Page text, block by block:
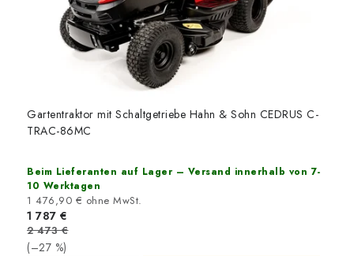
REKLAMATIONEN
KONTAKT
MARKEN
AGB & Kundeninformationen
Impressum
Gartentraktor mit Schaltgetriebe Hahn & Sohn CEDRUS C-
TRAC-86MC
Beim Lieferanten auf Lager – Versand innerhalb von 7-
10 Werktagen
1 476,90 € ohne MwSt.
1 787 €
2 473 €
(–27 %)